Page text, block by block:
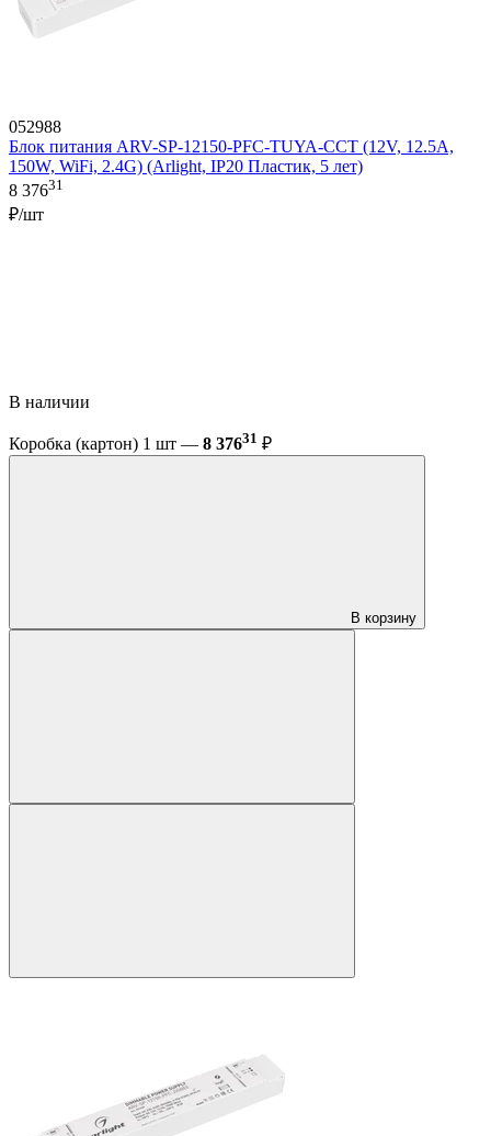
052988
Блок питания ARV-SP-12150-PFC-TUYA-CCT (12V, 12.5A,
150W, WiFi, 2.4G) (Arlight, IP20 Пластик, 5 лет)
8 37631
₽/шт
В наличии
Коробка (картон) 1 шт — 8 37631 ₽
В корзину